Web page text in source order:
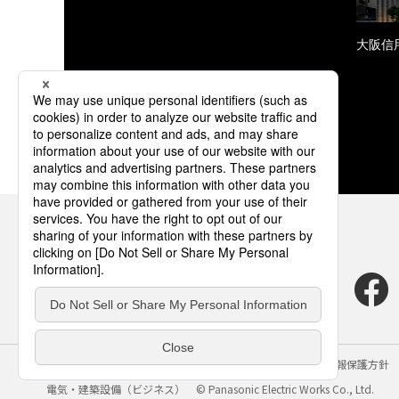
大阪信
サイトのご利用にあたって クッキーポリシー
個人情報保護方針
電気・建築設備（ビジネス）
© Panasonic Electric Works Co., Ltd.